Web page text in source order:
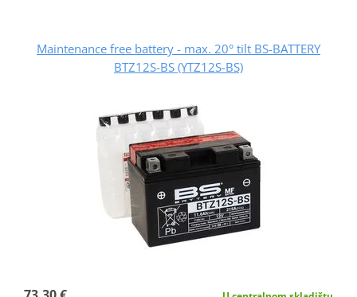
Maintenance free battery - max. 20° tilt BS-BATTERY
BTZ12S-BS (YTZ12S-BS)